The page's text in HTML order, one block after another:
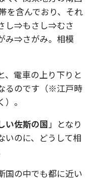
を含んでおり、それ
さし⇒もさし⇒むさ
み⇒さがみ。相模
、電車の上り下りと
るのです（※江戸時
。
い佐斯の国」となり
いのに、どうして相
国の中でも都に近い